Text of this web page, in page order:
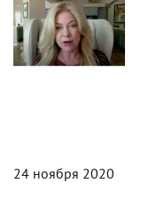
24 ноября 2020